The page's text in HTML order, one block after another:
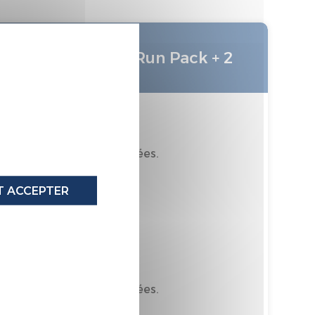
Pack literie Run Pack + 2
7% de matières recyclées.
Recyclable
7% de matières recyclées.
ACCEPTER